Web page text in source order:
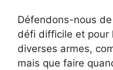
Défendons-nous de
défi difficile et pour
diverses armes,
mais que faire